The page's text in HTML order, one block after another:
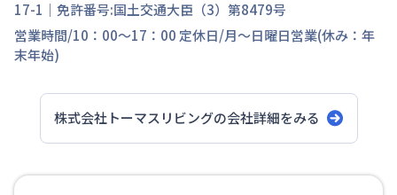
17-1 ｜免許番号:国土交通大臣（3）第8479号
営業時間/10：00～17：00 定休日/月～日曜日営業(休み：年
末年始)
株式会社トーマスリビングの会社詳細をみる